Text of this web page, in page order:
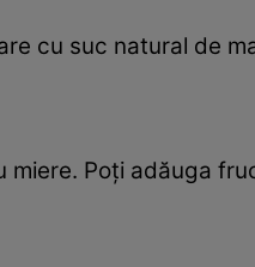
cu suc natural de
Poţi adăuga